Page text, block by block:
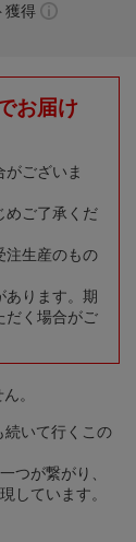
獲得
お届け
ございま
めご了承くだ
注生産のもの
あります。期
だく場合がご
。
続いて行くこの
つが繋がり、
しています。